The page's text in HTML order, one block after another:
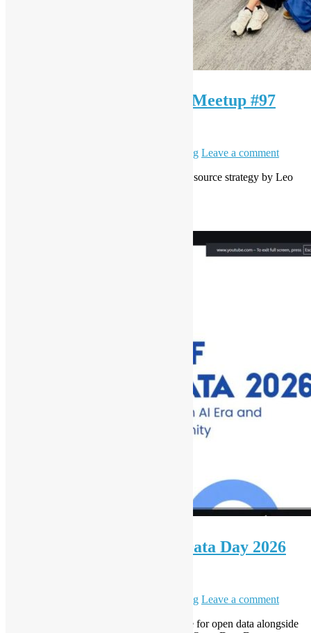
（只提供英文版）OSHK Meetup #97
Daisy Maris Fung Leave a comment
High-level overview of Bloomberg’s open source strategy by Leo
（只提供英文版）Open Data Day 2026
Daisy Maris Fung Leave a comment
To join the global celebration and advocate for open data alongside